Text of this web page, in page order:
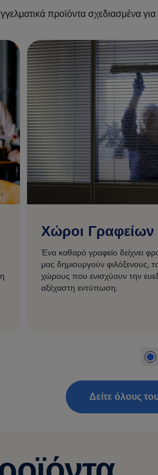
προϊόντα σχεδιασμένα
Χώροι Γραφείων
Ένα καθαρό γραφείο δείχνει
μας δημιουργούν φιλόξενους,
χώρους που ενισχύουν την
αξέχαστη εντύπωση.
Δείτε όλους